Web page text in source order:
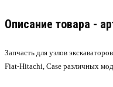
Описание товара -
Запчасть для узлов
Fiat-Hitachi, Case различных